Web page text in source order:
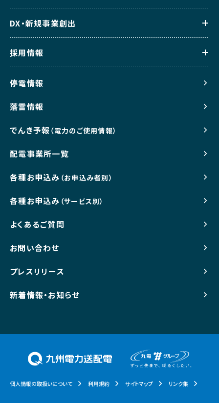
DX・新規事業創出
採用情報
停電情報
落雷情報
でんき予報 （電力のご使用情報）
配電事業所一覧
各種お申込み （お申込み者別）
各種お申込み （サービス別）
よくあるご質問
お問い合わせ
プレスリリース
新着情報・お知らせ
個人情報の取扱いについて 利用規約 サイトマップ リンク集